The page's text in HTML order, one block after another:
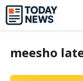
Skip
content
meesho